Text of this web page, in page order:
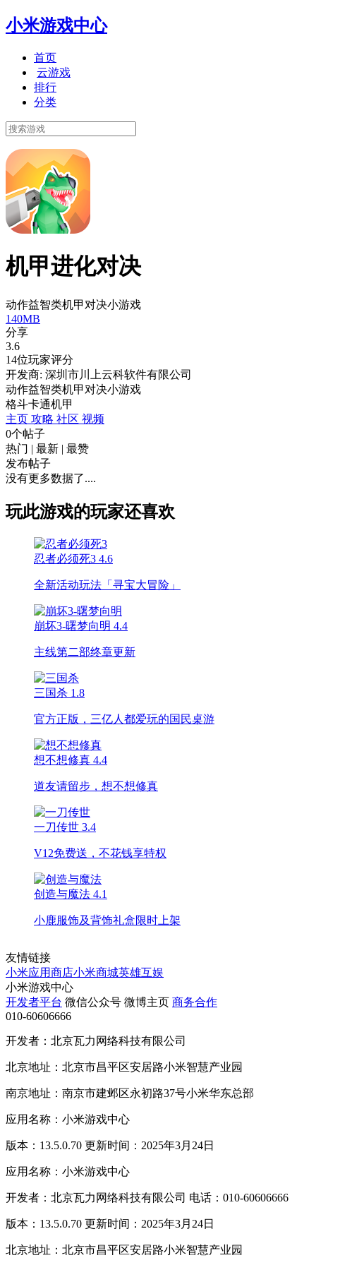
小米游戏中心
首页
云游戏
排行
分类
机甲进化对决
动作益智类机甲对决小游戏
140MB
分享
3.6
14位玩家评分
开发商: 深圳市川上云科软件有限公司
动作益智类机甲对决小游戏
格斗卡通机甲
主页 攻略 社区 视频
0个帖子
热门 | 最新 | 最赞
发布帖子
没有更多数据了....
玩此游戏的玩家还喜欢
忍者必须死3 4.6
全新活动玩法「寻宝大冒险」
崩坏3-曙梦向明 4.4
主线第二部终章更新
三国杀 1.8
官方正版，三亿人都爱玩的国民桌游
想不想修真 4.4
道友请留步，想不想修真
一刀传世 3.4
V12免费送，不花钱享特权
创造与魔法 4.1
小鹿服饰及背饰礼盒限时上架
友情链接
小米应用商店小米商城英雄互娱
小米游戏中心
开发者平台 微信公众号 微博主页 商务合作
010-60606666
开发者：北京瓦力网络科技有限公司
北京地址：北京市昌平区安居路小米智慧产业园
南京地址：南京市建邺区永初路37号小米华东总部
应用名称：小米游戏中心
版本：13.5.0.70 更新时间：2025年3月24日
应用名称：小米游戏中心
开发者：北京瓦力网络科技有限公司 电话：010-60606666
版本：13.5.0.70 更新时间：2025年3月24日
北京地址：北京市昌平区安居路小米智慧产业园